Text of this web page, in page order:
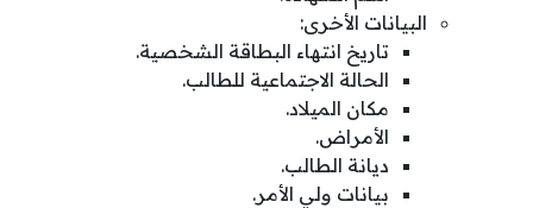
البيانات الأخرى:
تاريخ انتهاء البطاقة الشخصية.
الحالة الاجتماعية للطالب.
مكان الميلاد.
الأمراض.
ديانة الطالب.
بيانات ولي الأمر.